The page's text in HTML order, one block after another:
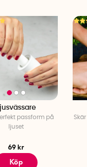
Ljusvässare
passform på
ljuset
69 kr
Köp